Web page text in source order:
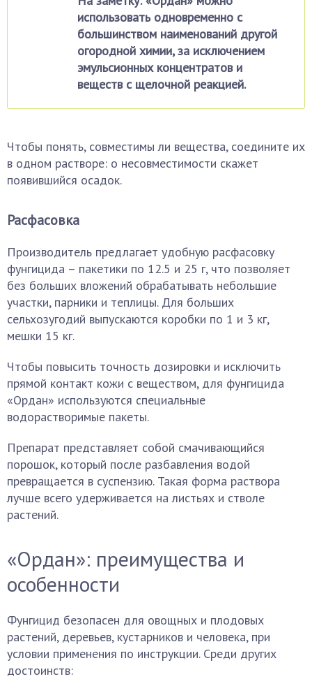
использовать одновременно с
большинством наименований другой
огородной химии, за исключением
эмульсионных концентратов и
веществ с щелочной реакцией.
Чтобы понять, совместимы ли вещества, соедините их
в одном растворе: о несовместимости скажет
появившийся осадок.
Расфасовка
Производитель предлагает удобную расфасовку
фунгицида – пакетики по 12.5 и 25 г, что позволяет
без больших вложений обрабатывать небольшие
участки, парники и теплицы. Для больших
сельхозугодий выпускаются коробки по 1 и 3 кг,
мешки 15 кг.
Чтобы повысить точность дозировки и исключить
прямой контакт кожи с веществом, для фунгицида
«Ордан» используются специальные
водорастворимые пакеты.
Препарат представляет собой смачивающийся
порошок, который после разбавления водой
превращается в суспензию. Такая форма раствора
лучше всего удерживается на листьях и стволе
растений.
«Ордан»: преимущества и
особенности
Фунгицид безопасен для овощных и плодовых
растений, деревьев, кустарников и человека, при
условии применения по инструкции. Среди других
достоинств: